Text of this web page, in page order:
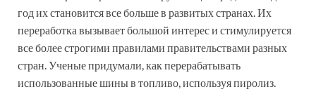
год их становится все больше в развитых странах. Их
переработка вызывает большой интерес и стимулируется
все более строгими правилами правительствами разных
стран. Ученые придумали, как перерабатывать
использованные шины в топливо, используя пиролиз.